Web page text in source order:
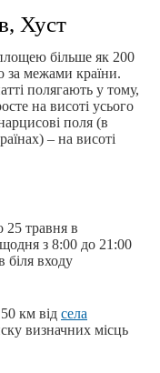
Хуст
більше як 200
за межами країни.
полягають у тому,
на висоті усього
поля (в
– на висоті
25 травня в
з 8:00 до 21:00
біля входу
км від села
визначних місць